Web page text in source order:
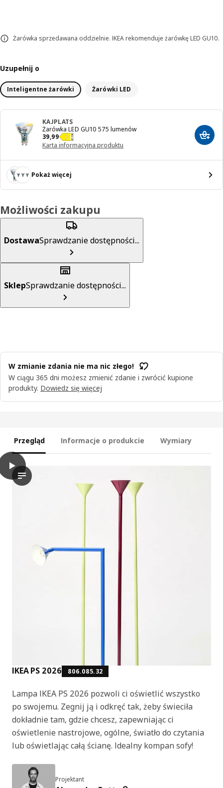
Żarówka sprzedawana oddzielnie. IKEA rekomenduje żarówkę LED GU10.
Uzupełnij o
Inteligentne żarówki Żarówki LED
KAJPLATS
Żarówka LED GU10 575 lumenów
39,99
Cena 39,99
Karta informacyjna produktu
Pokaż więcej
Możliwości zakupu
DostawaSprawdzanie dostępności...
SklepSprawdzanie dostępności...
W zmianie zdania nie ma nic złego!
W ciągu 365 dni możesz zmienić zdanie i zwrócić kupione
produkty. Dowiedz się więcej
Przegląd Informacje o produkcie Wymiary
IKEA PS 2026 806.085.32
Lampa IKEA PS 2026 pozwoli ci oświetlić wszystko
po swojemu. Zegnij ją i odkręć tak, żeby świeciła
dokładnie tam, gdzie chcesz, zapewniając ci
oświetlenie nastrojowe, ogólne, światło do czytania
lub oświetlając całą ścianę. Idealny kompan sofy!
Projektant
play
W filmie obserwujemy prezentację produktu podświetlacza
IKEA PS 2026 Lampa podłogowa, żółty, 182 cm